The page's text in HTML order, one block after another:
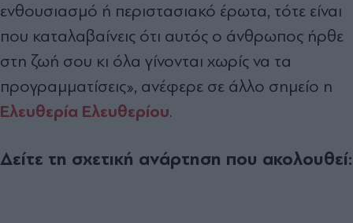
ενθουσιασμό ή περιστασιακό έρωτα, τότε είναι
που καταλαβαίνεις ότι αυτός ο άνθρωπος ήρθε
στη ζωή σου κι όλα γίνονται χωρίς να τα
προγραμματίσεις», ανέφερε σε άλλο σημείο η
Ελευθερία Ελευθερίου.
Δείτε τη σχετική ανάρτηση που ακολουθεί: